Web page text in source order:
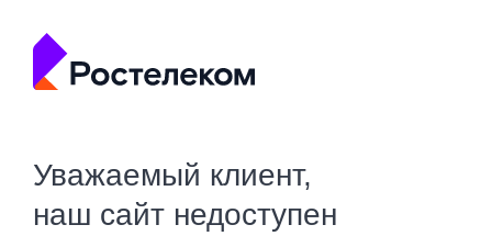
Уважаемый клиент,
наш сайт недоступен